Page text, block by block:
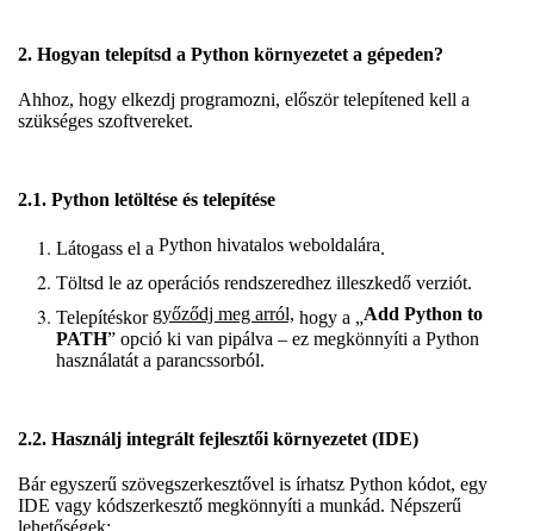
2. Hogyan telepítsd a Python környezetet a gépeden?
Ahhoz, hogy elkezdj programozni, először telepítened kell a
szükséges szoftvereket.
2.1. Python letöltése és telepítése
Látogass el a Python hivatalos weboldalára.
Töltsd le az operációs rendszeredhez illeszkedő verziót.
Telepítéskor győződj meg arról, hogy a „Add Python to
PATH” opció ki van pipálva – ez megkönnyíti a Python
használatát a parancssorból.
2.2. Használj integrált fejlesztői környezetet (IDE)
Bár egyszerű szövegszerkesztővel is írhatsz Python kódot, egy
IDE vagy kódszerkesztő megkönnyíti a munkád. Népszerű
lehetőségek: